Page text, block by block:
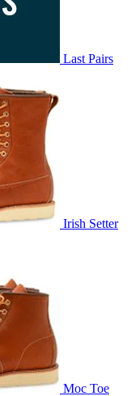
Last Pairs
Irish Setter
Moc Toe